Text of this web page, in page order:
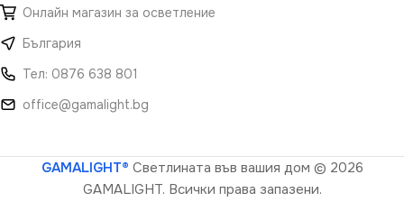
Онлайн магазин за осветление
България
Тел: 0876 638 801
office@gamalight.bg
GAMALIGHT® Светлината във вашия дом © 2026
GAMALIGHT. Всички права запазени.